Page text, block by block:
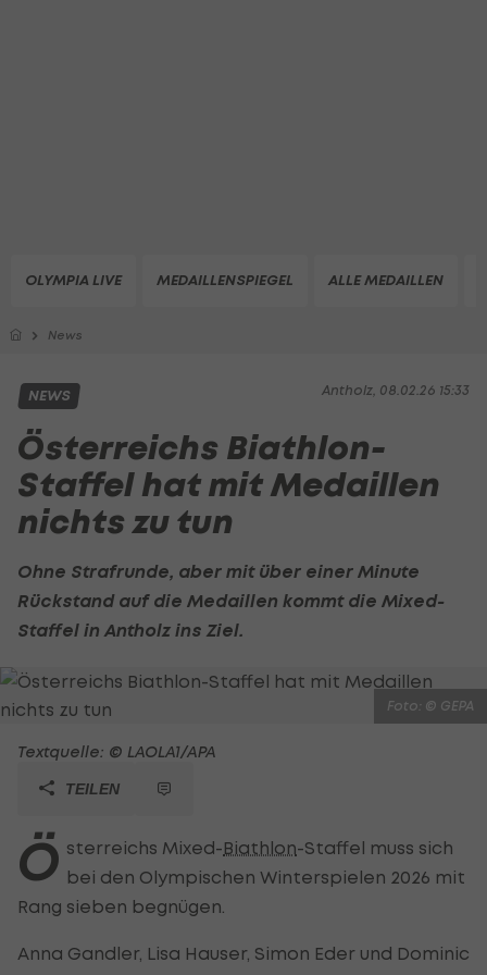
OLYMPIA LIVE MEDAILLENSPIEGEL ALLE MEDAILLEN
News
Antholz, 08.02.26 15:33
NEWS
Österreichs Biathlon-
Staffel hat mit Medaillen
nichts zu tun
Ohne Strafrunde, aber mit über einer Minute
Rückstand auf die Medaillen kommt die Mixed-
Staffel in Antholz ins Ziel.
Foto: © GEPA
Textquelle: © LAOLA1/APA
TEILEN
Ö sterreichs Mixed-Biathlon-Staffel muss sich
bei den Olympischen Winterspielen 2026 mit
Rang sieben begnügen.
Anna Gandler, Lisa Hauser, Simon Eder und Dominic